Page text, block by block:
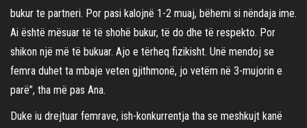
bukur te partneri. Por pasi kalojnë 1-2 muaj, bëhemi si nëndaja ime.
Ai është mësuar të të shohë bukur, të do dhe të respekto. Por
shikon një më të bukuar. Ajo e tërheq fizikisht. Unë mendoj se
femra duhet ta mbaje veten gjithmonë, jo vetëm në 3-mujorin e
parë”, tha më pas Ana.
Duke iu drejtuar femrave, ish-konkurrentja tha se meshkujt kanë